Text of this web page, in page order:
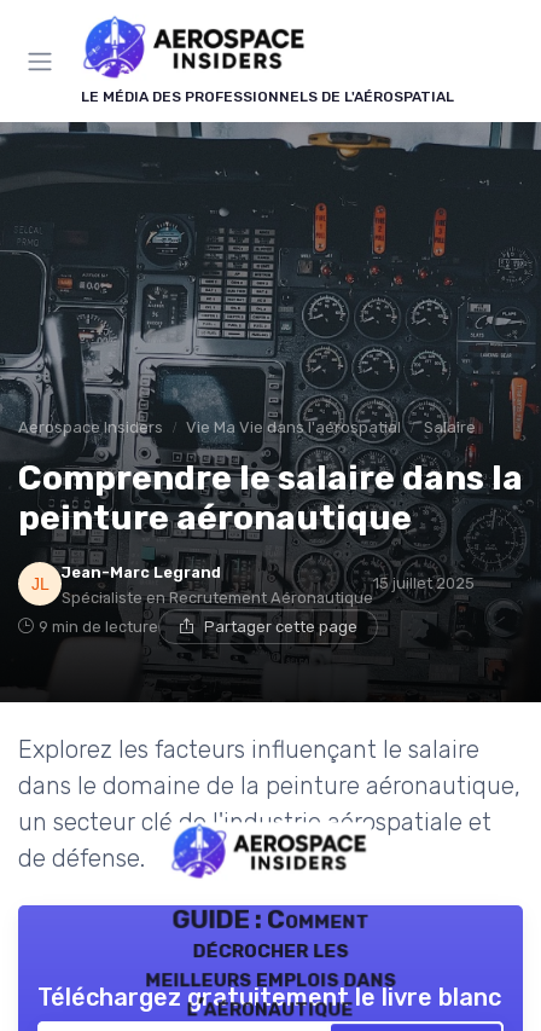
LE MÉDIA DES PROFESSIONNELS DE L'AÉROSPATIAL
Aerospace Insiders Vie Ma Vie dans l'aérospatial Salaire
Comprendre le salaire dans la
peinture aéronautique
Jean-Marc Legrand
Spécialiste en Recrutement Aéronautique
15 juillet 2025
9 min de lecture Partager cette page
Explorez les facteurs influençant le salaire
dans le domaine de la peinture aéronautique,
un secteur clé de l'industrie aérospatiale et
de défense.
GUIDE : Comment
décrocher les
meilleurs emplois dans
l’aéronautique
Téléchargez gratuitement le livre blanc
Panneau de gestion des cookies